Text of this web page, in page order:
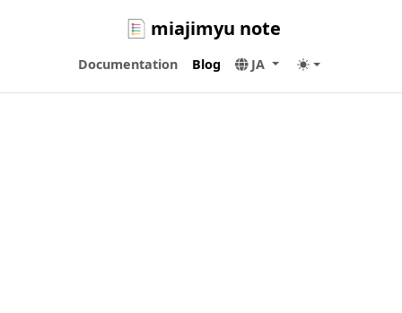
miajimyu note
Documentation Blog JA